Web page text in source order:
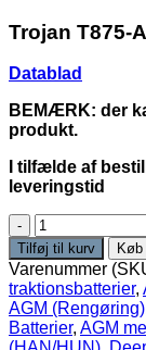
Trojan T875-
Datablad
BEMÆRK: der
produkt.
I tilfælde af
leveringstid
Trojan
T875-
AGM
8V
160Ah
Deep-
Cycle
Tilføj til kurv Køb
Varenummer
traktionsbatterier,
AGM (Rengøring)
Batterier, AGM